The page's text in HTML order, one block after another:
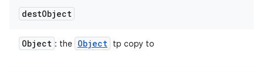
destObject
Object : the Object tp copy to